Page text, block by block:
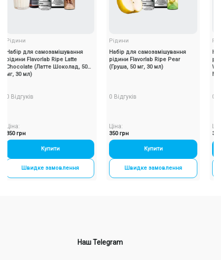
для самозамішування
Flavorlab Ripe Latte
(Латте Шоколад, 50
мл)
+
Купити
Швидке замовлення
Рідини
Набір для самозамішування
рідини Flavorlab Ripe Pear
(Груша, 50 мг, 30 мл)
0 Відгуків
350 грн
+
Купити
Швидке замовлення
Рідини
Набір
рідини
Ментол,
0
350 грн
Наш Telegram